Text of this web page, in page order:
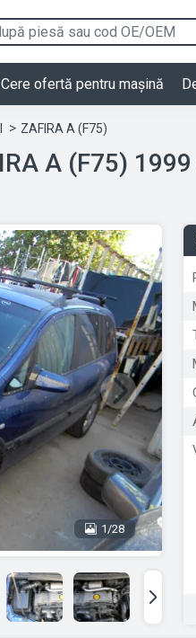
Cere ofertă pentru mașină
ZAFIRA A (F75)
Next
1/28